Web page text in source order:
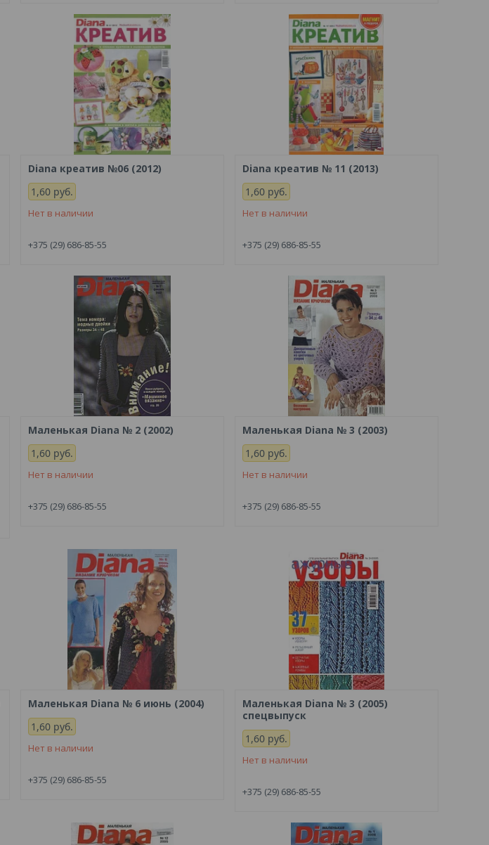
Diana креатив №06 (2012)
1,60 руб.
Нет в наличии
+375 (29) 686-85-55
Diana креатив № 11 (2013)
1,60 руб.
Нет в наличии
+375 (29) 686-85-55
Маленькая Diana № 2 (2002)
1,60 руб.
Нет в наличии
+375 (29) 686-85-55
Маленькая Diana № 3 (2003)
1,60 руб.
Нет в наличии
+375 (29) 686-85-55
Маленькая Diana № 6 июнь (2004)
1,60 руб.
Нет в наличии
+375 (29) 686-85-55
Маленькая Diana № 3 (2005)
спецвыпуск
1,60 руб.
Нет в наличии
+375 (29) 686-85-55